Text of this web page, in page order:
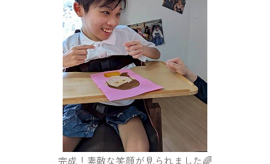
完成！素敵な笑顔が見られました🌈